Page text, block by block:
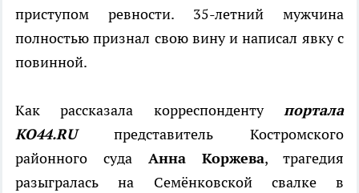
приступом ревности. 35-летний мужчина
полностью признал свою вину и написал явку с
повинной.
Как рассказала корреспонденту портала
КО44.RUпредставитель Костромского
районного суда Анна Коржева, трагедия
разыгралась на Семёнковской свалке в